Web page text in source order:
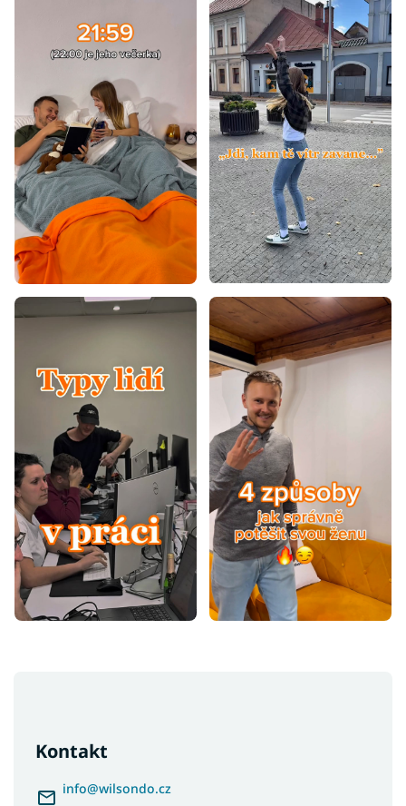
Kontakt
info@wilsondo.cz